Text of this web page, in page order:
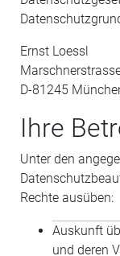
Ernst Loessl
D-81245
Ihre
Unter den
Rechte ausüben:
Auskunft
und deren